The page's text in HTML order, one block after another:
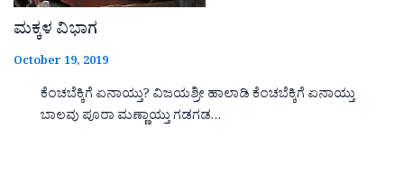
ಮಕ್ಕಳ ವಿಭಾಗ
October 19, 2019
ಕೆಂಚಬೆಕ್ಕಿಗೆ ಏನಾಯ್ತು? ವಿಜಯಶ್ರೀ ಹಾಲಾಡಿ ಕೆಂಚಬೆಕ್ಕಿಗೆ ಏನಾಯ್ತು
ಬಾಲವು ಪೂರಾ ಮಣ್ಣಾಯ್ತು ಗಡಗಡ…